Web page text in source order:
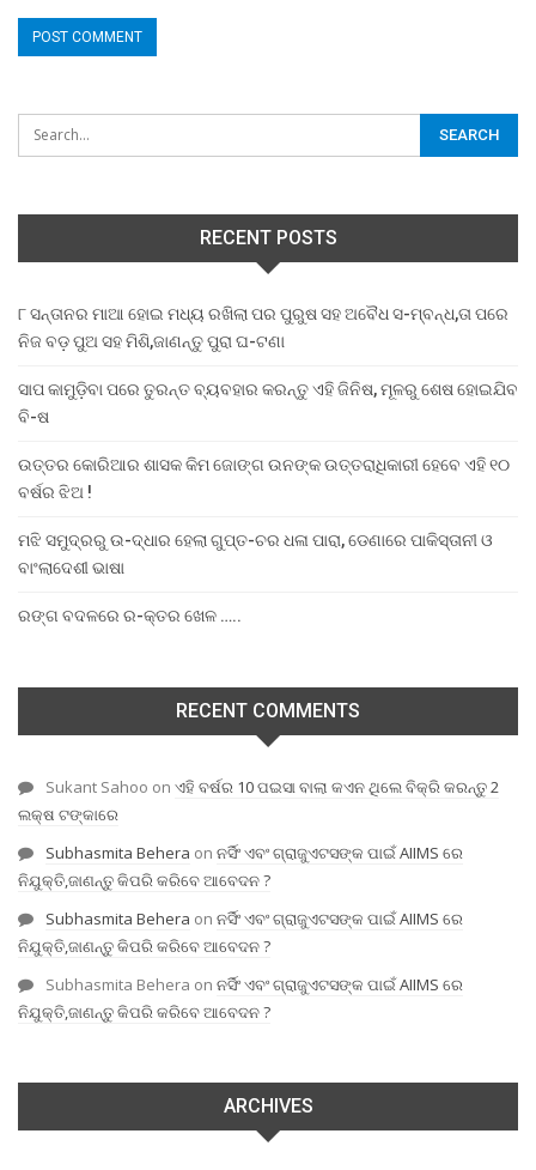
RECENT POSTS
୮ ସନ୍ତାନର ମାଆ ହୋଇ ମଧ୍ୟ ରଖିଲା ପର ପୁରୁଷ ସହ ଅବୈଧ ସ-ମ୍ବନ୍ଧ,ତା ପରେ
ନିଜ ବଡ଼ ପୁଅ ସହ ମିଶି,ଜାଣନ୍ତୁ ପୁରା ଘ-ଟଣା
ସାପ କାମୁଡ଼ିବା ପରେ ତୁରନ୍ତ ବ୍ୟବହାର କରନ୍ତୁ ଏହି ଜିନିଷ, ମୂଳରୁ ଶେଷ ହୋଇଯିବ
ବି-ଷ
ଉତ୍ତର କୋରିଆର ଶାସକ କିମ ଜୋଙ୍ଗ ଉନଙ୍କ ଉତ୍ତରାଧିକାରୀ ହେବେ ଏହି ୧୦
ବର୍ଷର ଝିଅ !
ମଝି ସମୁଦ୍ରରୁ ଉ-ଦ୍ଧାର ହେଲା ଗୁପ୍ତ-ଚର ଧଳା ପାରା, ଡେଣାରେ ପାକିସ୍ତାନୀ ଓ
ବାଂଲାଦେଶୀ ଭାଷା
ରଙ୍ଗ ବଦଳରେ ର-କ୍ତର ଖେଳ …..
RECENT COMMENTS
Sukant Sahoo on ଏହି ବର୍ଷର 10 ପଇସା ବାଲା କଏନ ଥିଲେ ବିକ୍ରି କରନ୍ତୁ 2
ଲକ୍ଷ ଟଙ୍କାରେ
Subhasmita Behera on ନର୍ସିଂ ଏବଂ ଗ୍ରାଜୁଏଟସଙ୍କ ପାଇଁ AIIMS ରେ
ନିଯୁକ୍ତି,ଜାଣନ୍ତୁ କିପରି କରିବେ ଆବେଦନ ?
Subhasmita Behera on ନର୍ସିଂ ଏବଂ ଗ୍ରାଜୁଏଟସଙ୍କ ପାଇଁ AIIMS ରେ
ନିଯୁକ୍ତି,ଜାଣନ୍ତୁ କିପରି କରିବେ ଆବେଦନ ?
Subhasmita Behera on ନର୍ସିଂ ଏବଂ ଗ୍ରାଜୁଏଟସଙ୍କ ପାଇଁ AIIMS ରେ
ନିଯୁକ୍ତି,ଜାଣନ୍ତୁ କିପରି କରିବେ ଆବେଦନ ?
ARCHIVES